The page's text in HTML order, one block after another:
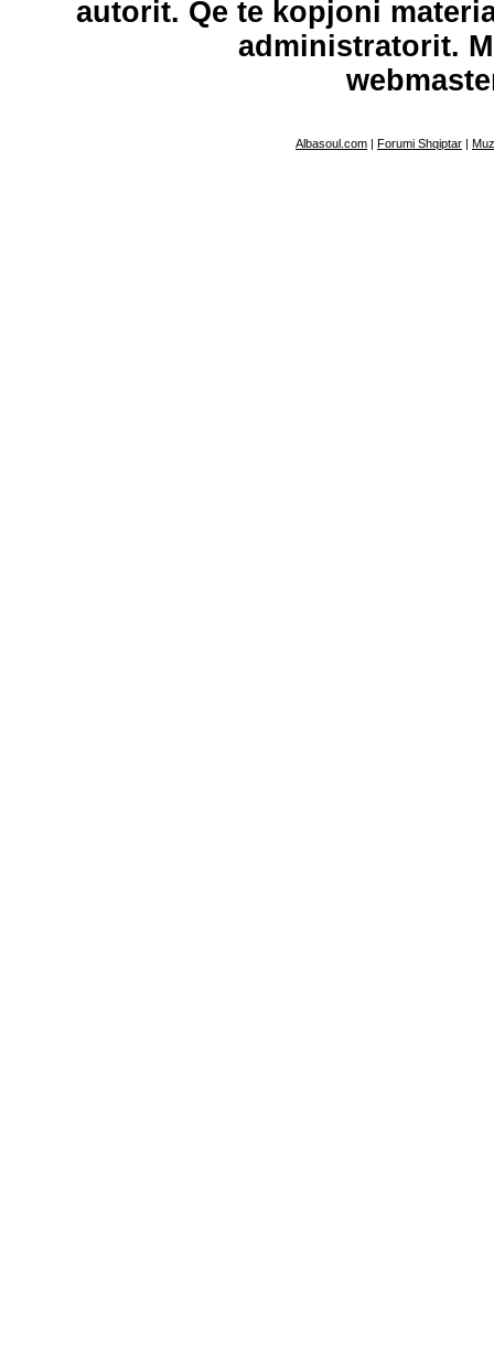
autorit. Qe te kopjoni
administratorit.
Albasoul.com | Forumi Shqiptar |